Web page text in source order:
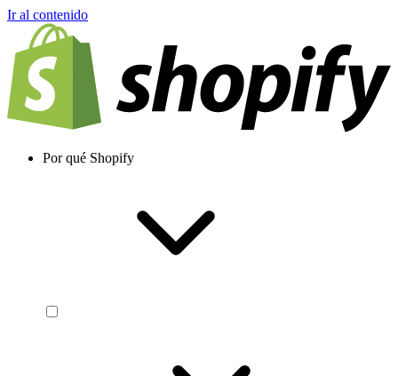
Ir al contenido
Por qué Shopify